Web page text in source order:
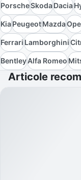
PorscheSkodaDacia
KiaPeugeotMazda
FerrariLamborghini
BentleyAlfa Romeo
Articole